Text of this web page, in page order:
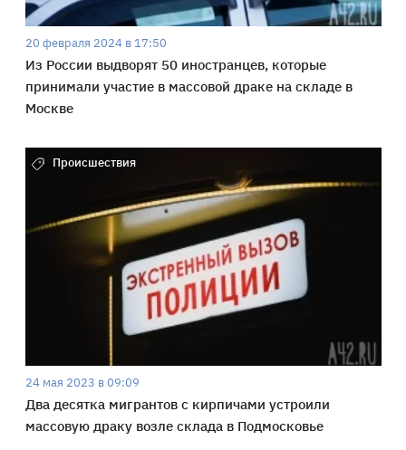
20 февраля 2024 в 17:50
Из России выдворят 50 иностранцев, которые
принимали участие в массовой драке на складе в
Москве
Происшествия
24 мая 2023 в 09:09
Два десятка мигрантов с кирпичами устроили
массовую драку возле склада в Подмосковье